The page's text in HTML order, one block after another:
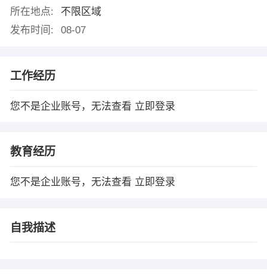
所在地点:
不限区域
发布时间:
08-07
工作经历
您不是企业账号，无法查看 立即登录
教育经历
您不是企业账号，无法查看 立即登录
自我描述